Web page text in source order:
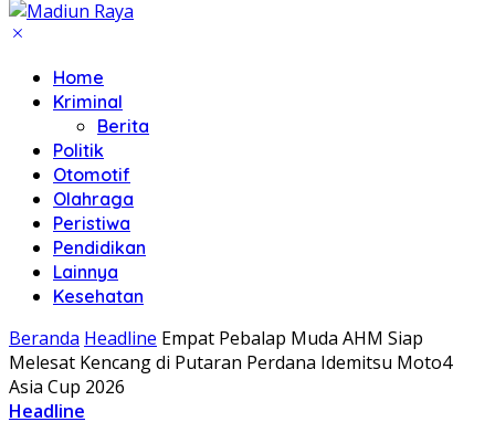
Home
Kriminal
Berita
Politik
Otomotif
Olahraga
Peristiwa
Pendidikan
Lainnya
Kesehatan
Beranda Headline Empat Pebalap Muda AHM Siap
Melesat Kencang di Putaran Perdana Idemitsu Moto4
Asia Cup 2026
Headline